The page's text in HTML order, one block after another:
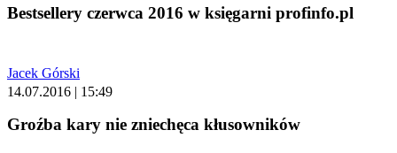
Bestsellery czerwca 2016 w księgarni profinfo.pl
Jacek Górski
14.07.2016 | 15:49
Groźba kary nie zniechęca kłusowników